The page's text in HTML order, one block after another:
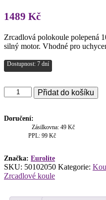
1489 Kč
Zrcadlová polokoule polepená
silný motor. Vhodné pro
Dostupnost: 7 dní
Zrcadlová
polokoule
cm
Přidat do košíku
Doručení:
Zásilkovna: 49 Kč
PPL: 99 Kč
Značka: Eurolite
SKU: 50102050 Kategorie:
Zrcadlové koule